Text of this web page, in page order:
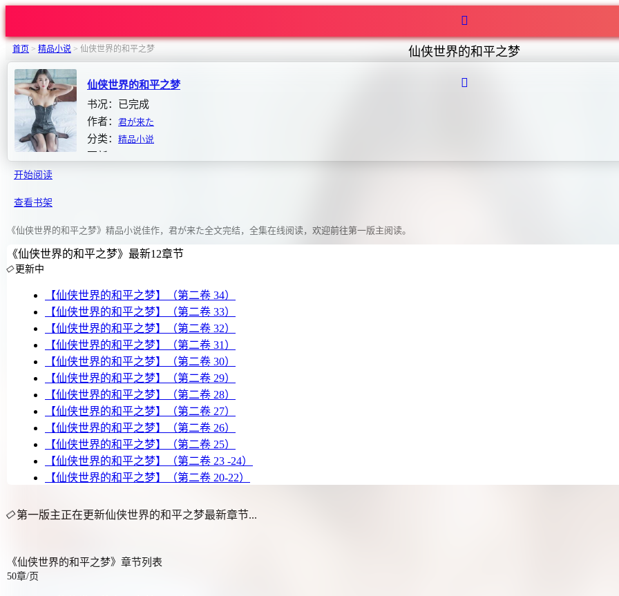
仙侠世界的和平之梦
首页 > 精品小说 > 仙侠世界的和平之梦
仙侠世界的和平之梦
书况：已完成
作者： 君が来た
分类： 精品小说
开始阅读
查看书架
《仙侠世界的和平之梦》精品小说佳作，君が来た全文完结，全集在线阅读，欢迎前往第一版主阅读。
《仙侠世界的和平之梦》最新12章节
更新中
【仙侠世界的和平之梦】（第二卷 34）
【仙侠世界的和平之梦】（第二卷 33）
【仙侠世界的和平之梦】（第二卷 32）
【仙侠世界的和平之梦】（第二卷 31）
【仙侠世界的和平之梦】（第二卷 30）
【仙侠世界的和平之梦】（第二卷 29）
【仙侠世界的和平之梦】（第二卷 28）
【仙侠世界的和平之梦】（第二卷 27）
【仙侠世界的和平之梦】（第二卷 26）
【仙侠世界的和平之梦】（第二卷 25）
【仙侠世界的和平之梦】（第二卷 23 -24）
【仙侠世界的和平之梦】（第二卷 20-22）
第一版主正在更新仙侠世界的和平之梦最新章节...
《仙侠世界的和平之梦》章节列表
50章/页